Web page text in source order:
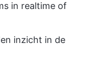
in realtime of
inzicht in de